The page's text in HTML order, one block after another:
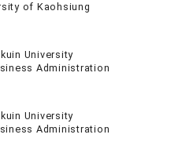
of Kaohsiung
University
Administration
University
Administration